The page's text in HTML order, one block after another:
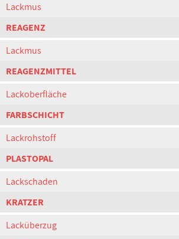
Lackmus
REAGENZ
Lackmus
REAGENZMITTEL
Lackoberfläche
FARBSCHICHT
Lackrohstoff
PLASTOPAL
Lackschaden
KRATZER
Lacküberzug